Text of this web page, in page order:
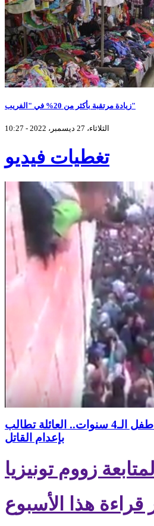
زيادة مرتقبة بأكثر من 20% في "الفريب"
الثلاثاء، 27 ديسمبر، 2022 - 10:27
تغطيات فيديو
فيديو : خلال جنازة طفل الـ4 سنوات.. العائلة تطالب
بإعدام القاتل
لمتابعة زووم تونيزيا
قراءة هذا الأسبوع